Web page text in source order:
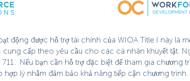
động được hỗ trợ tài chính của WIOA Title I này là
cung cấp theo yêu cầu cho các cá nhân khuyết tật.
Nếu bạn cần hỗ trợ đặc biệt để tham gia chương
hợp lý nhằm đảm bảo khả năng tiếp cận chương trình.